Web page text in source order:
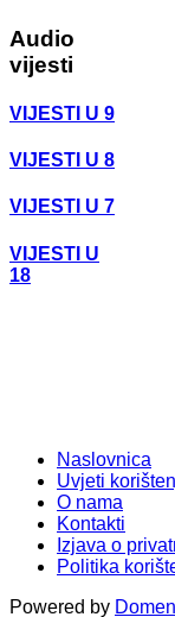
Audio
vijesti
VIJESTI U 9
VIJESTI U 8
VIJESTI U 7
VIJESTI U
18
Naslovnica
Uvjeti
O nama
Kontakti
Izjava o
Politika
Powered by